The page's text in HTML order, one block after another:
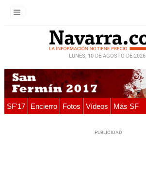
LUNES, 10 DE AGOSTO DE 2026
SF'17 Encierro Fotos Vídeos Más SF